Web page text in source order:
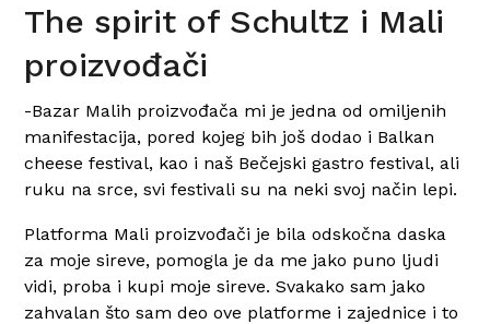
The spirit of Schultz i Mali
proizvođači
-Bazar Malih proizvođača mi je jedna od omiljenih
manifestacija, pored kojeg bih još dodao i Balkan
cheese festival, kao i naš Bečejski gastro festival, ali
ruku na srce, svi festivali su na neki svoj način lepi.
Platforma Mali proizvođači je bila odskočna daska
za moje sireve, pomogla je da me jako puno ljudi
vidi, proba i kupi moje sireve. Svakako sam jako
zahvalan što sam deo ove platforme i zajednice i to